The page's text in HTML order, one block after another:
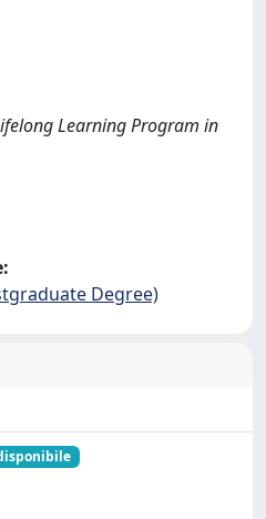
Learning Program in
Degree)